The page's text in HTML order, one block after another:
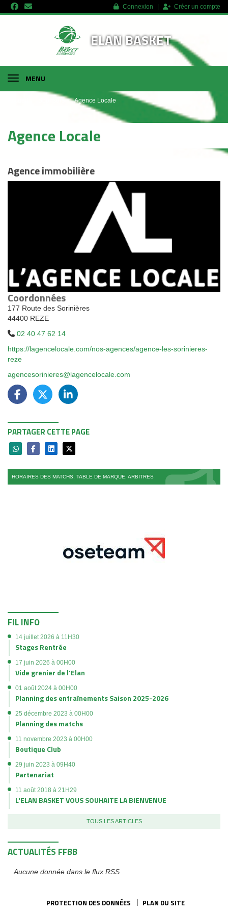
Connexion Créer un compte
ELAN BASKET
MENU
Agence Locale
Agence Locale
Agence immobilière
Coordonnées
177 Route des Sorinières
44400 REZE
02 40 47 62 14
https://lagencelocale.com/nos-agences/agence-les-sorinieres-
reze
agencesorinieres@lagencelocale.com
PARTAGER CETTE PAGE
HORAIRES DES MATCHS, TABLE DE MARQUE, ARBITRES
FIL INFO
14 juillet 2026 à 11H30
Stages Rentrée
17 juin 2026 à 00H00
Vide grenier de l'Elan
01 août 2024 à 00H00
Planning des entraînements Saison 2025-2026
25 décembre 2023 à 00H00
Planning des matchs
11 novembre 2023 à 00H00
Boutique Club
29 juin 2023 à 09H40
Partenariat
11 août 2018 à 21H29
L'ELAN BASKET VOUS SOUHAITE LA BIENVENUE
TOUS LES ARTICLES
ACTUALITÉS FFBB
Aucune donnée dans le flux RSS
PROTECTION DES DONNÉES PLAN DU SITE
Panneau de gestion des cookies